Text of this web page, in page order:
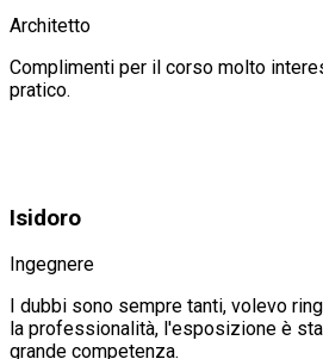
Architetto
Complimenti per il corso molto
pratico.
Isidoro
Ingegnere
I dubbi sono sempre tanti, volevo
la professionalità, l'esposizione è
grande competenza.